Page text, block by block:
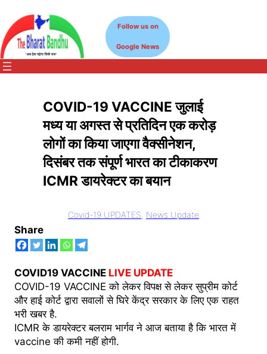
content
Follow us on
Google News
COVID-19 VACCINE जुलाई
मध्य या अगस्त से प्रतिदिन एक करोड़
लोगों का किया जाएगा वैक्सीनेशन,
दिसंबर तक संपूर्ण भारत का टीकाकरण
ICMR डायरेक्टर का बयान
Covid-19 UPDATES, News Update
Share
COVID19 VACCINE LIVE UPDATE
COVID-19 VACCINE को लेकर विपक्ष से लेकर सुप्रीम कोर्ट
और हाई कोर्ट द्वारा सवालों से घिरे केंद्र सरकार के लिए एक राहत
भरी खबर है.
ICMR के डायरेक्टर बलराम भार्गव ने आज बताया है कि भारत में
vaccine की कमी नहीं होगी.